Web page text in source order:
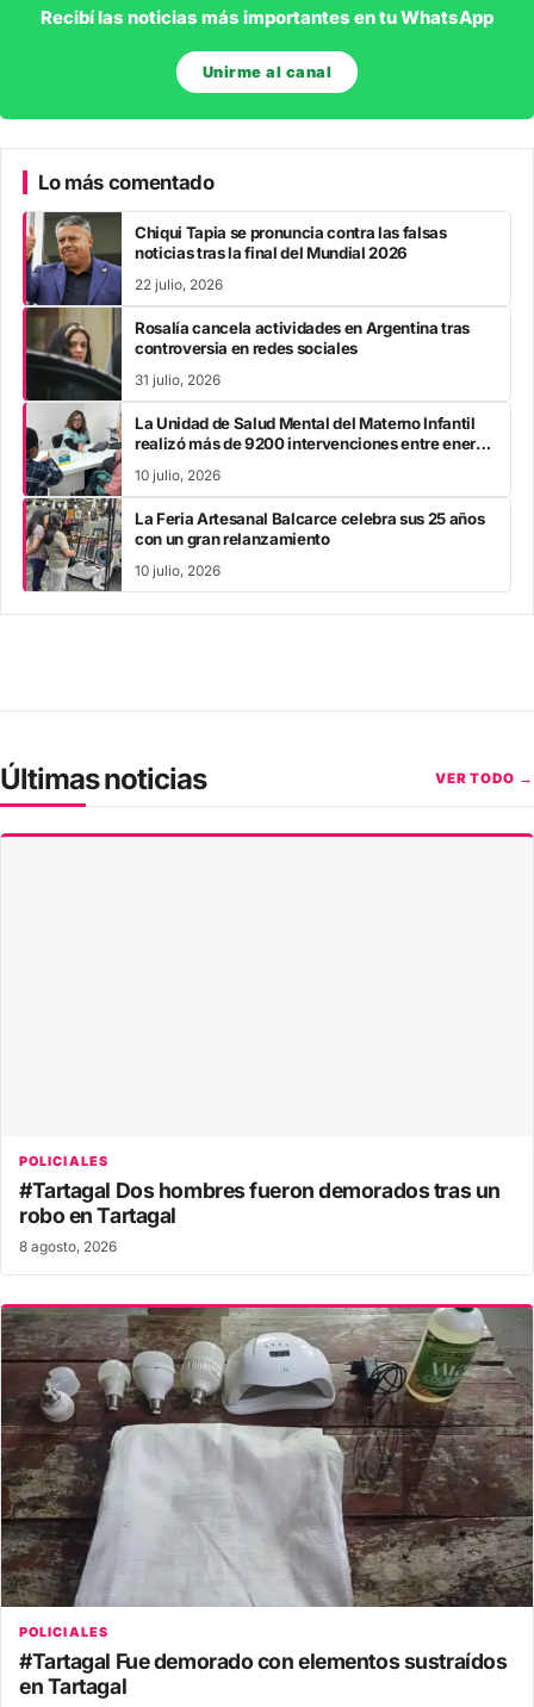
Recibí las noticias más importantes en tu WhatsApp
Unirme al canal
Lo más comentado
Chiqui Tapia se pronuncia contra las falsas
noticias tras la final del Mundial 2026
22 julio, 2026
Rosalía cancela actividades en Argentina tras
controversia en redes sociales
31 julio, 2026
La Unidad de Salud Mental del Materno Infantil
realizó más de 9200 intervenciones entre enero
10 julio, 2026
La Feria Artesanal Balcarce celebra sus 25 años
con un gran relanzamiento
10 julio, 2026
Últimas noticias VER TODO →
POLICIALES
#Tartagal Dos hombres fueron demorados tras un
robo en Tartagal
8 agosto, 2026
POLICIALES
#Tartagal Fue demorado con elementos sustraídos
en Tartagal